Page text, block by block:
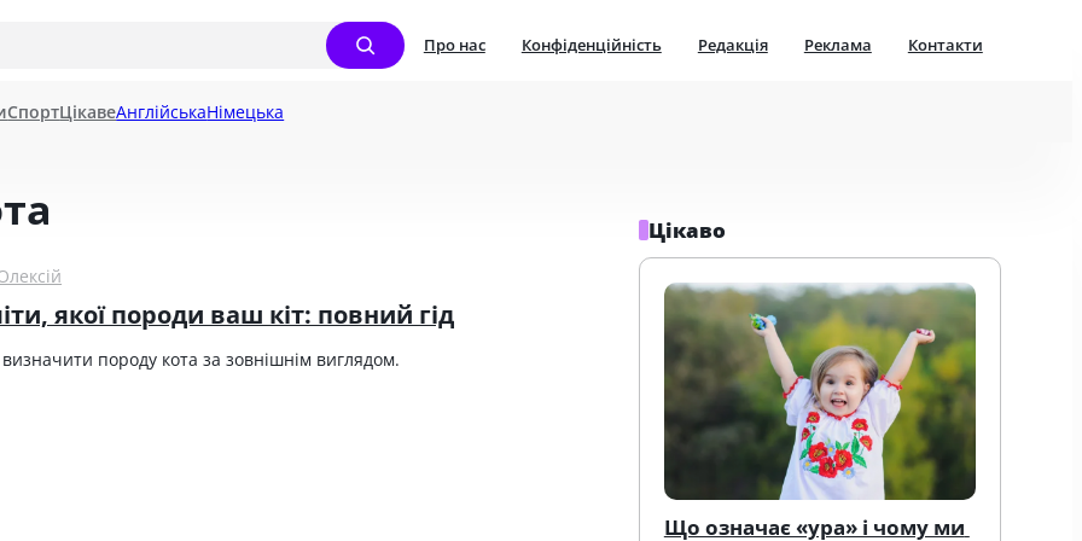
Про нас Конфіденційність Редакція Реклама Контакти
СпортЦікавеАнглійськаНімецька
якої породи ваш кіт: повний гід
породу кота за зовнішнім виглядом.
Цікаво
Що означає «ура» і чому ми